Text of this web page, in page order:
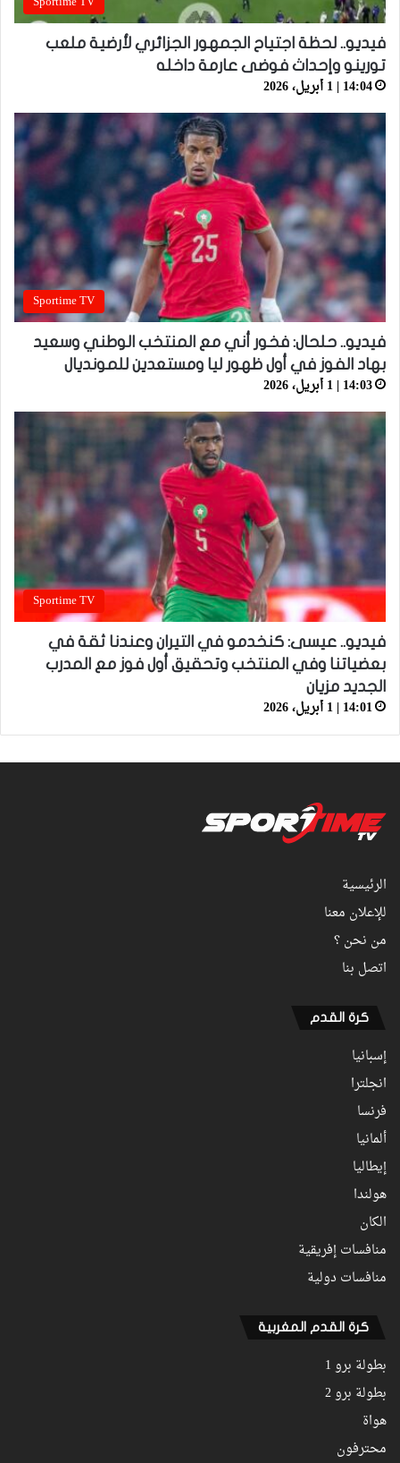
فيديو.. لحظة اجتياح الجمهور الجزائري لأرضية ملعب
تورينو وإحداث فوضى عارمة داخله
14:04 | 1 أبريل، 2026
Sportime TV
فيديو.. حلحال: فخور أني مع المنتخب الوطني وسعيد
بهاد الفوز في أول ظهور ليا ومستعدين للمونديال
14:03 | 1 أبريل، 2026
Sportime TV
فيديو.. عيسى: كنخدمو في التيران وعندنا ثقة في
بعضياتنا وفي المنتخب وتحقيق أول فوز مع المدرب
الجديد مزيان
14:01 | 1 أبريل، 2026
الرئيسية
للإعلان معنا
من نحن ؟
اتصل بنا
كرة القدم
إسبانيا
انجلترا
فرنسا
ألمانيا
إيطاليا
هولندا
الكان
منافسات إفريقية
منافسات دولية
كرة القدم المغربية
بطولة برو 1
بطولة برو 2
هواة
محترفون